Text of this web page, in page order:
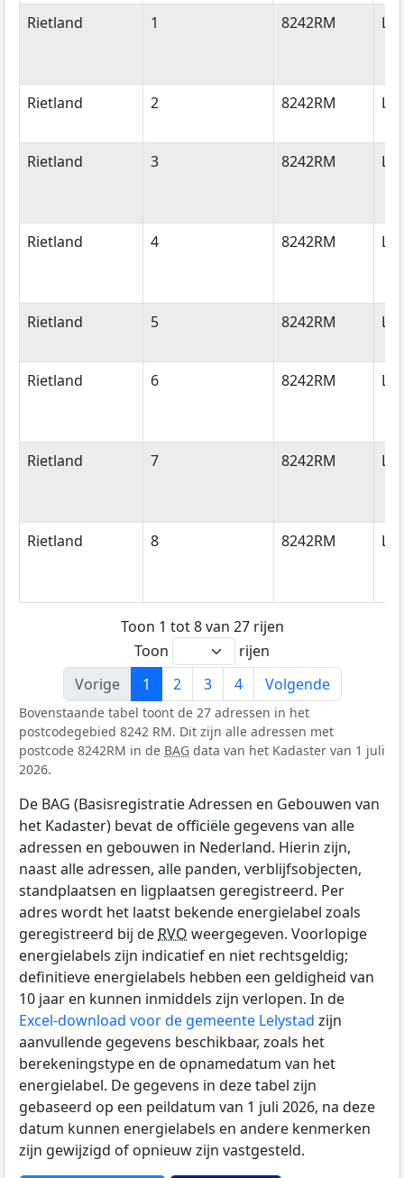
Straatnaam Huisnummer Postcode
Rietland 1 8242RM
Rietland 2 8242RM
Rietland 3 8242RM
Rietland 4 8242RM
Rietland 5 8242RM
Rietland 6 8242RM
Rietland 7 8242RM
Rietland 8 8242RM
Toon 1 tot 8 van 27 rijen
Toon
rijen
Vorige
1 2 3 4 Volgende
Bovenstaande tabel toont de 27 adressen in het
postcodegebied 8242 RM. Dit zijn alle adressen met
postcode 8242RM in de BAG data van het Kadaster van 1 juli
2026.
De BAG (Basisregistratie Adressen en Gebouwen van
het Kadaster) bevat de officiële gegevens van alle
adressen en gebouwen in Nederland. Hierin zijn,
naast alle adressen, alle panden, verblijfsobjecten,
standplaatsen en ligplaatsen geregistreerd. Per
adres wordt het laatst bekende energielabel zoals
geregistreerd bij de RVO weergegeven. Voorlopige
energielabels zijn indicatief en niet rechtsgeldig;
definitieve energielabels hebben een geldigheid van
10 jaar en kunnen inmiddels zijn verlopen. In de
Excel-download voor de gemeente Lelystad zijn
aanvullende gegevens beschikbaar, zoals het
berekeningstype en de opnamedatum van het
energielabel. De gegevens in deze tabel zijn
gebaseerd op een peildatum van 1 juli 2026, na deze
datum kunnen energielabels en andere kenmerken
zijn gewijzigd of opnieuw zijn vastgesteld.